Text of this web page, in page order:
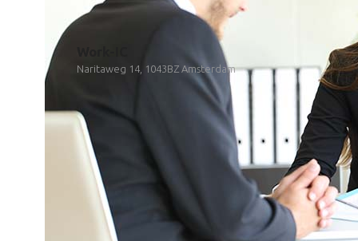
Naritaweg 14, 1043BZ Amsterdam